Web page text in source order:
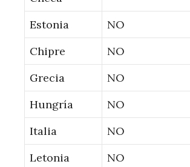
Estonia
NO
Chipre
NO
Grecia
NO
Hungría
NO
Italia
NO
Letonia
NO